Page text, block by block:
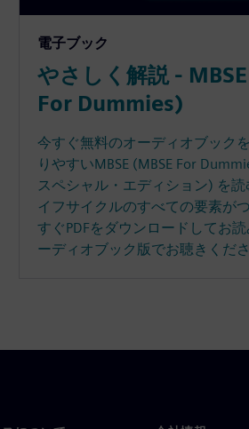
電子ブック
やさしく解説 -
For Dummies)
今すぐ無料のオーディオブック
りやすいMBSE (MBSE For
スペシャル・エディション) を
イフサイクルのすべての要素が
すぐPDFをダウンロードしてお
ーディオブック版でお聴きくださ